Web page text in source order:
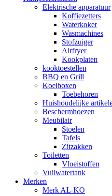
Elektrische apparatuur
Koffiezetters
Waterkoker
Wasmachines
Stofzuiger
Airfryer
Kookplaten
kooktoestellen
BBQ en Grill
Koelboxen
Toebehoren
Huishoudelijke
Beschermhoezen
Meubilair
Stoelen
Tafels
Zitzakken
Toiletten
Vloeistoffen
Vuilwatertank
Merken
Merk AL-KO